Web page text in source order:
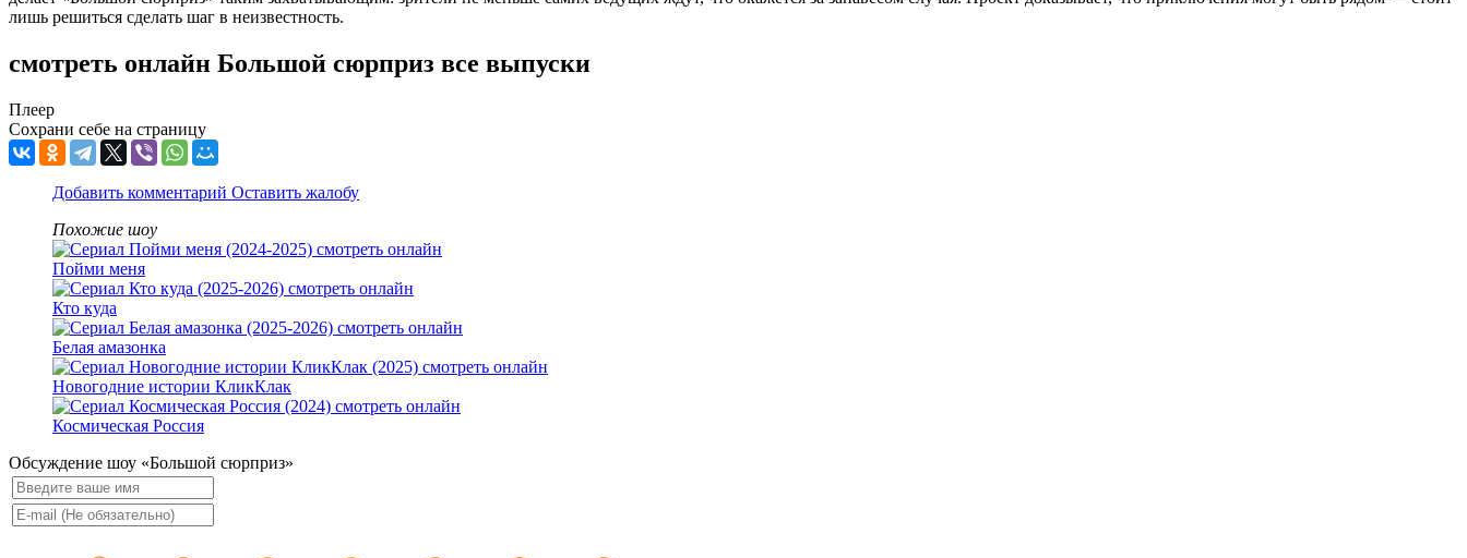
лишь решиться сделать шаг в неизвестность.
смотреть онлайн Большой сюрприз все выпуски
Плеер
Сохрани себе на страницу
Добавить комментарий Оставить жалобу
Похожие шоу
Пойми меня
Кто куда
Белая амазонка
Новогодние истории КликКлак
Космическая Россия
Обсуждение шоу «Большой сюрприз»